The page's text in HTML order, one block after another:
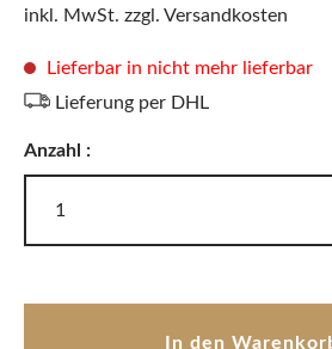
inkl. MwSt. zzgl. Versandkosten
Lieferbar in nicht mehr lieferbar
Lieferung per DHL
Anzahl :
In den